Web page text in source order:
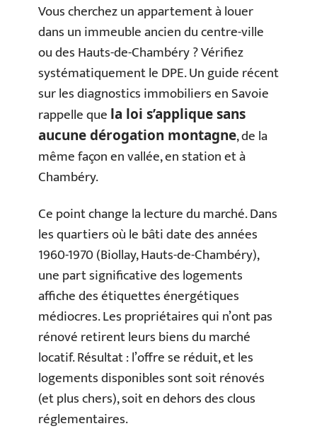
Vous cherchez un appartement à louer
dans un immeuble ancien du centre-ville
ou des Hauts-de-Chambéry ? Vérifiez
systématiquement le DPE. Un guide récent
sur les diagnostics immobiliers en Savoie
rappelle que la loi s’applique sans
aucune dérogation montagne, de la
même façon en vallée, en station et à
Chambéry.
Ce point change la lecture du marché. Dans
les quartiers où le bâti date des années
1960-1970 (Biollay, Hauts-de-Chambéry),
une part significative des logements
affiche des étiquettes énergétiques
médiocres. Les propriétaires qui n’ont pas
rénové retirent leurs biens du marché
locatif. Résultat : l’offre se réduit, et les
logements disponibles sont soit rénovés
(et plus chers), soit en dehors des clous
réglementaires.